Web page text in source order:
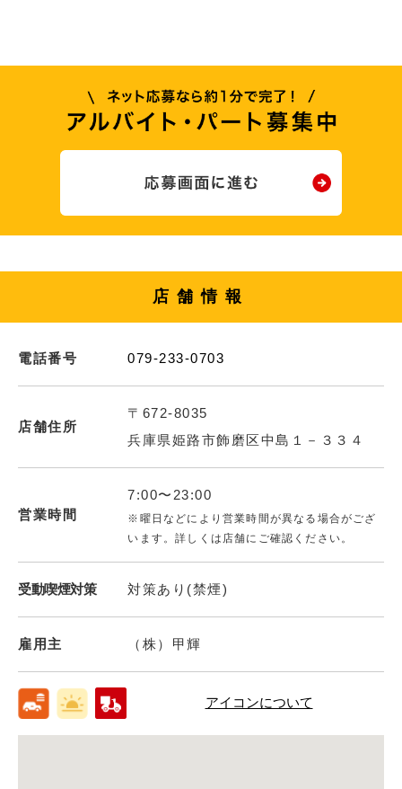
店舗情報
電話番号 079-233-0703
店舗住所
〒672-8035
兵庫県姫路市飾磨区中島１－３３４
営業時間
7:00〜23:00
※曜日などにより営業時間が異なる場合がござ
います。詳しくは店舗にご確認ください。
受動喫煙対策 対策あり(禁煙)
雇用主 （株）甲輝
アイコンについて